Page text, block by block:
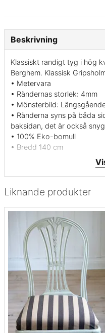
Liknande produkter
Beskrivning
Klassiskt randigt tyg i hög
Berghem. Klassisk
• Metervara
• Rändernas storlek: 4mm
• Mönsterbild:
• Ränderna syns på båda
baksidan, det är också
• 100% Eko-bomull
• Bredd 140 cm
• Tvätt 60 grader ej
• Martindale värde: 20000
• Krymper mindre än 3%
• Svensk tillverkning
• Färg: Snygg ockragul
Berghems möbeltyg
tyg. Tyget är lämpligt för
slitstark och tåligt tyg som
stoppade möbler.
klädda i randiga och rutiga
långt tillbaka som till
1951 av Kurt Ericsson som
Berghem. Där startade
gammal vävstol med
som mest arbetade där 23
möbeltyg med både skaft-